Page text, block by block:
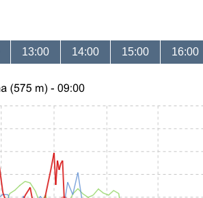
13:00 14:00 15:00 16:00